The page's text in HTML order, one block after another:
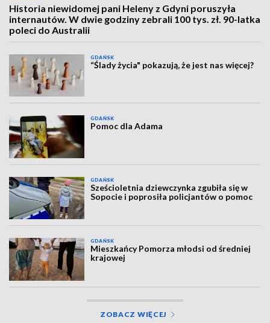
Historia niewidomej pani Heleny z Gdyni poruszyła
internautów. W dwie godziny zebrali 100 tys. zł. 90-latka
poleci do Australii
GDAŃSK
“Ślady życia" pokazują, że jest nas więcej?
GDAŃSK
Pomoc dla Adama
GDAŃSK
Sześcioletnia dziewczynka zgubiła się w
Sopocie i poprosiła policjantów o pomoc
GDAŃSK
Mieszkańcy Pomorza młodsi od średniej
krajowej
ZOBACZ WIĘCEJ